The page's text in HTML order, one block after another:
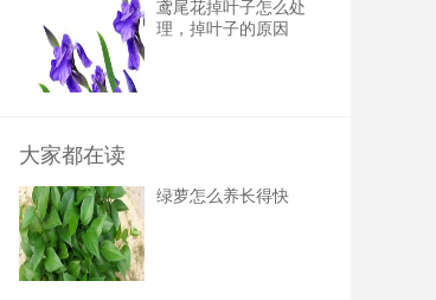
鸢尾花掉叶子怎么处
理，掉叶子的原因
大家都在读
绿萝怎么养长得快